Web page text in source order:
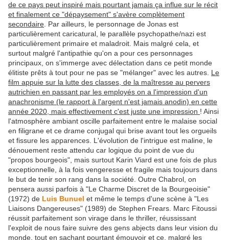
de ce pays peut inspiré mais pourtant jamais ça influe sur le récit
et finalement ce "dépaysement" s'avère complètement
secondaire . Par ailleurs, le personnage de Jonas est
particulièrement caricatural, le parallèle psychopathe/nazi est
particulièrement primaire et maladroit. Mais malgré cela, et
surtout malgré l'antipathie qu'on a pour ces personnages
principaux, on s'immerge avec délectation dans ce petit monde
élitiste prêts à tout pour ne pas se "mélanger" avec les autres. Le
film appuie sur la lutte des classes, de la maîtresse au pervers
autrichien en passant par les employés on a l'impression d'un
anachronisme (le rapport à l'argent n'est jamais anodin) en cette
année 2020, mais effectivement c'est juste une impression ! Ainsi
l'atmosphère ambiant oscille parfaitement entre le malaise social
en filigrane et ce drame conjugal qui brise avant tout les orgueils
et fissure les apparences. L'évolution de l'intrigue est maline, le
dénouement reste attendu car logique du point de vue du
"propos bourgeois", mais surtout Karin Viard est une fois de plus
exceptionnelle, à la fois vengeresse et fragile mais toujours dans
le but de tenir son rang dans la société. Outre Chabrol, on
pensera aussi parfois à "Le Charme Discret de la Bourgeoisie"
(1972) de Luis Bunuel et même le temps d'une scène à "Les
Liaisons Dangereuses" (1989) de Stephen Frears. Marc Fitoussi
réussit parfaitement son virage dans le thriller, réussissant
l'exploit de nous faire suivre des gens abjects dans leur vision du
monde, tout en sachant pourtant émouvoir et ce, malgré les